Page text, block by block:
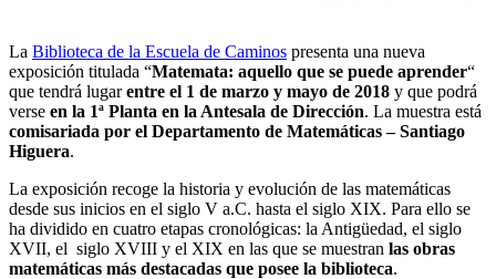
La Biblioteca de la Escuela de Caminos presenta una nueva
exposición titulada “Matemata: aquello que se puede aprender“
que tendrá lugarentre el 1 de marzo y mayo de 2018 y que podrá
verse en la 1ª Planta en la Antesala de Dirección. La muestra está
comisariada por el Departamento de Matemáticas – Santiago
Higuera.
La exposición recoge la historia y evolución de las matemáticas
desde sus inicios en el siglo V a.C. hasta el siglo XIX. Para ello se
ha dividido en cuatro etapas cronológicas: la Antigüedad, el siglo
XVII, el siglo XVIII y el XIX en las que se muestran las obras
matemáticas más destacadas que posee la biblioteca.